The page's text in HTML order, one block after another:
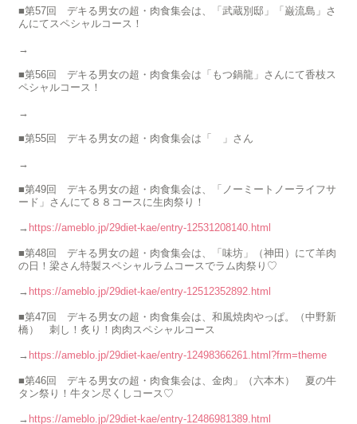
■第57回 デキる男女の超・肉食集会は、「武蔵別邸」「巌流島」さ
んにてスペシャルコース！
→
■第56回 デキる男女の超・肉食集会は「もつ鍋龍」さんにて香枝ス
ペシャルコース！
→
■第55回 デキる男女の超・肉食集会は「 」さん
→
■第49回 デキる男女の超・肉食集会は、「ノーミートノーライフサ
ード」さんにて８８コースに生肉祭り！
→ https://ameblo.jp/29diet-kae/entry-12531208140.html
■第48回 デキる男女の超・肉食集会は、「味坊」（神田）にて羊肉
の日！梁さん特製スペシャルラムコースでラム肉祭り♡
→ https://ameblo.jp/29diet-kae/entry-12512352892.html
■第47回 デキる男女の超・肉食集会は、和風焼肉やっぱ。（中野新
橋） 刺し！炙り！肉肉スペシャルコース
→ https://ameblo.jp/29diet-kae/entry-12498366261.html?frm=theme
■第46回 デキる男女の超・肉食集会は、金肉」（六本木） 夏の牛
タン祭り！牛タン尽くしコース♡
→ https://ameblo.jp/29diet-kae/entry-12486981389.html